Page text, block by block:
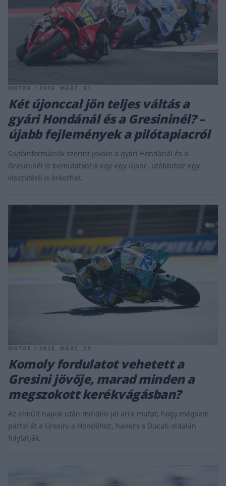
MOTOR / 2026. MÁRC. 31.
Két újonccal jön teljes váltás a
gyári Hondánál és a Gresininél? –
újabb fejlemények a pilótapiacról
Sajtóinformációk szerint jövőre a gyári Hondánál és a
Gresininél is bemutatkozik egy-egy újonc, utóbbihoz egy
visszatérő is érkezhet.
MOTOR / 2026. MÁRC. 24.
Komoly fordulatot vehetett a
Gresini jövője, marad minden a
megszokott kerékvágásban?
Az elmúlt napok után minden jel arra mutat, hogy mégsem
pártol át a Gresini a Hondához, hanem a Ducati oldalán
folytatják.